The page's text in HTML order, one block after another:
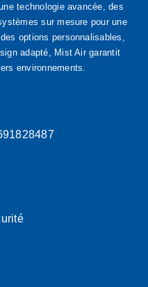
technologie avancée, des
sur mesure pour une
options personnalisables,
adapté, Mist Air garantit
environnements.